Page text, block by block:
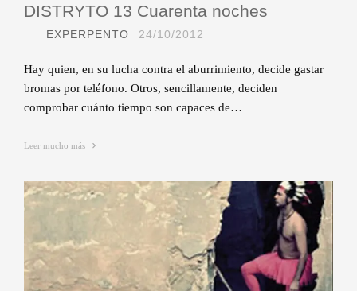
DISTRYTO 13 Cuarenta noches
EXPERPENTO 24/10/2012
Hay quien, en su lucha contra el aburrimiento, decide gastar
bromas por teléfono. Otros, sencillamente, deciden
comprobar cuánto tiempo son capaces de…
Leer mucho más